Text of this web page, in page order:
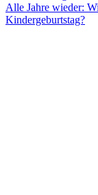
Alle Jahre wieder:
Kindergeburtstag?